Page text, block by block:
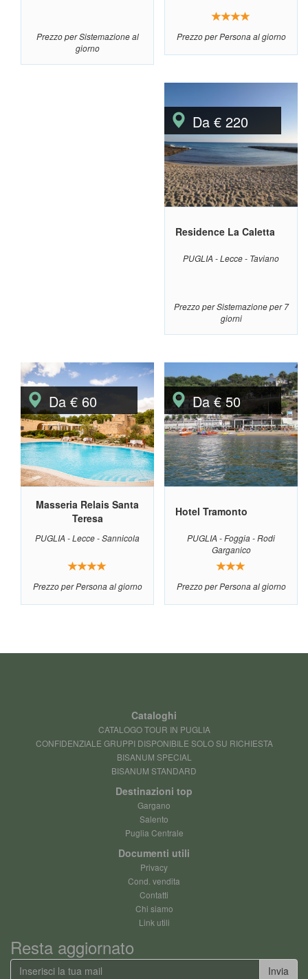
Prezzo per Sistemazione al
giorno
Prezzo per Persona al giorno
Da € 220
Residence La Caletta
PUGLIA - Lecce - Taviano
Prezzo per Sistemazione per 7
giorni
Da € 60
Masseria Relais Santa
Teresa
PUGLIA - Lecce - Sannicola
Prezzo per Persona al giorno
Da € 50
Hotel Tramonto
PUGLIA - Foggia - Rodi
Garganico
Prezzo per Persona al giorno
Cataloghi
CATALOGO TOUR IN PUGLIA
CONFIDENZIALE GRUPPI DISPONIBILE SOLO SU RICHIESTA
BISANUM SPECIAL
BISANUM STANDARD
Destinazioni top
Gargano
Salento
Puglia Centrale
Documenti utili
Privacy
Cond. vendita
Contatti
Chi siamo
Link utili
Resta aggiornato
Invia